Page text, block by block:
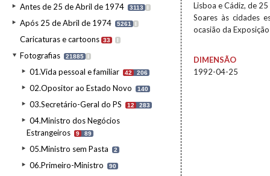
Antes de 25 de Abril de 1974 3113 I
Após 25 de Abril de 1974 5261 I
Caricaturas e cartoons 33 I
Fotografias 21885 I
01.Vida pessoal e familiar 42 206
02.Opositor ao Estado Novo 140
03.Secretário-Geral do PS 12 283
04.Ministro dos Negócios
Estrangeiros
9 89
05.Ministro sem Pasta 2
06.Primeiro-Ministro 90
Lisboa e Cádiz, de
Soares às cidades
ocasião da
DIMENSÃO
1992-04-25